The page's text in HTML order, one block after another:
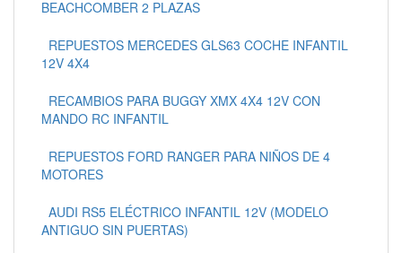
BEACHCOMBER 2 PLAZAS
REPUESTOS MERCEDES GLS63 COCHE INFANTIL
12V 4X4
RECAMBIOS PARA BUGGY XMX 4X4 12V CON
MANDO RC INFANTIL
REPUESTOS FORD RANGER PARA NIÑOS DE 4
MOTORES
AUDI RS5 ELÉCTRICO INFANTIL 12V (MODELO
ANTIGUO SIN PUERTAS)